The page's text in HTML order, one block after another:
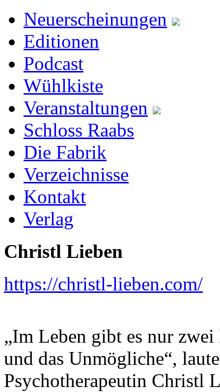
Neuerscheinungen
Editionen
Podcast
Wühlkiste
Veranstaltungen
Schloss Raabs
Die Fabrik
Verzeichnisse
Kontakt
Verlag
Christl Lieben
https://christl-lieben.com/
„Im Leben gibt es nur
und das Unmögliche“,
Psychotherapeutin Christl